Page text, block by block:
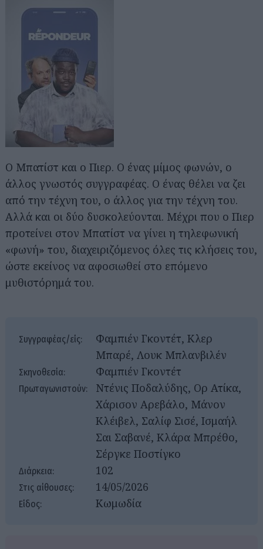
Ο Μπατίστ και ο Πιερ. Ο ένας μίμος φωνών, ο
άλλος γνωστός συγγραφέας. Ο ένας θέλει να ζει
από την τέχνη του, ο άλλος για την τέχνη του.
Αλλά και οι δύο δυσκολεύονται. Μέχρι που ο Πιερ
προτείνει στον Μπατίστ να γίνει η τηλεφωνική
«φωνή» του, διαχειριζόμενος όλες τις κλήσεις του,
ώστε εκείνος να αφοσιωθεί στο επόμενο
μυθιστόρημά του.
Συγγραφέας/είς:
Φαμπιέν Γκοντέτ, Κλερ
Μπαρέ, Λουκ Μπλανβιλέν
Σκηνοθεσία: Φαμπιέν Γκοντέτ
Πρωταγωνιστούν:
Ντένις Ποδαλύδης, Ορ Ατίκα,
Χάρισον Αρεβάλο, Μάνον
Κλέιβελ, Σαλίφ Σισέ, Ισμαήλ
Σαι Σαβανέ, Κλάρα Μπρέθο,
Σέργκε Ποστίγκο
Διάρκεια: 102
Στις αίθουσες: 14/05/2026
Είδος: Κωμωδία